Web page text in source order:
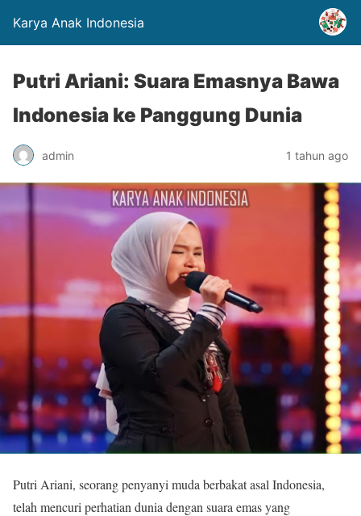
Karya Anak Indonesia
Putri Ariani: Suara Emasnya Bawa
Indonesia ke Panggung Dunia
admin 1 tahun ago
Putri Ariani, seorang penyanyi muda berbakat asal Indonesia,
telah mencuri perhatian dunia dengan suara emas yang